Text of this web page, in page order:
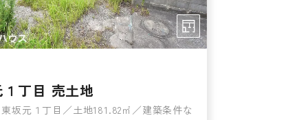
丁目 売土地
坂元１丁目／土地181.82㎡／建築条件な